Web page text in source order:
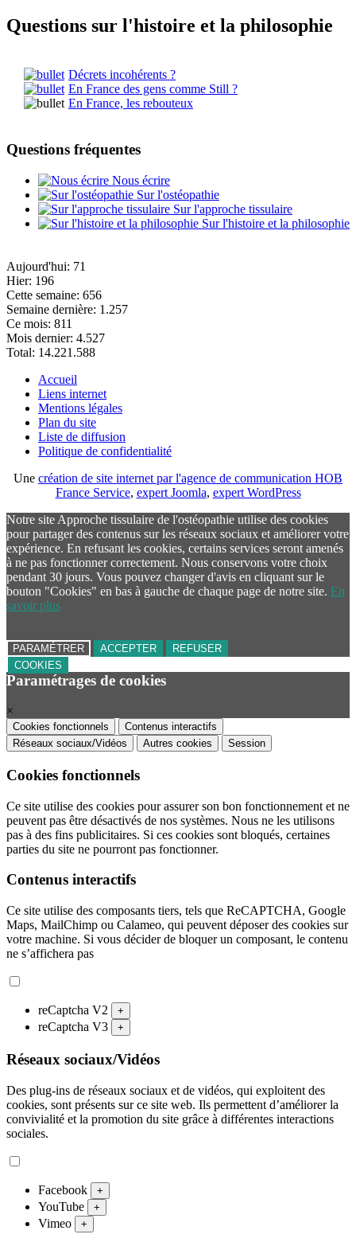
Questions sur l'histoire et la philosophie
Décrets incohérents ?
En France des gens comme Still ?
En France, les rebouteux
Questions fréquentes
Nous écrire
Sur l'ostéopathie
Sur l'approche tissulaire
Sur l'histoire et la philosophie
Aujourd'hui: 71
Hier: 196
Cette semaine: 656
Semaine dernière: 1.257
Ce mois: 811
Mois dernier: 4.527
Total: 14.221.588
Accueil
Liens internet
Mentions légales
Plan du site
Liste de diffusion
Politique de confidentialité
Une création de site internet par l'agence de communication HOB
France Service, expert Joomla, expert WordPress
Notre site Approche tissulaire de l'ostéopathie utilise des cookies
pour partager des contenus sur les réseaux sociaux et améliorer votre
expérience. En refusant les cookies, certains services seront amenés
à ne pas fonctionner correctement. Nous conservons votre choix
pendant 30 jours. Vous pouvez changer d'avis en cliquant sur le
bouton "Cookies" en bas à gauche de chaque page de notre site. En
savoir plus
PARAMÉTRER ACCEPTER
REFUSER
COOKIES
Paramétrages de cookies
×
Cookies fonctionnels
Contenus interactifs
Réseaux sociaux/Vidéos
Autres cookies Session
Cookies fonctionnels
Ce site utilise des cookies pour assurer son bon fonctionnement et ne
peuvent pas être désactivés de nos systèmes. Nous ne les utilisons
pas à des fins publicitaires. Si ces cookies sont bloqués, certaines
parties du site ne pourront pas fonctionner.
Contenus interactifs
Ce site utilise des composants tiers, tels que ReCAPTCHA, Google
Maps, MailChimp ou Calameo, qui peuvent déposer des cookies sur
votre machine. Si vous décider de bloquer un composant, le contenu
ne s’affichera pas
reCaptcha V2 +
reCaptcha V3 +
Réseaux sociaux/Vidéos
Des plug-ins de réseaux sociaux et de vidéos, qui exploitent des
cookies, sont présents sur ce site web. Ils permettent d’améliorer la
convivialité et la promotion du site grâce à différentes interactions
sociales.
Facebook +
YouTube +
Vimeo +